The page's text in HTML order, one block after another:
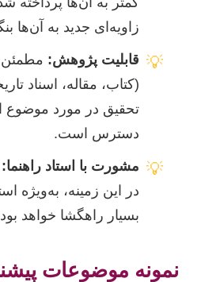
زاویه‌ای جدید به آن‌ها
💡 قابلیت پژوهش: مطمئن
(کتاب، مقاله، اسناد
تحقیق در مورد موضوع
دسترس است.
💡 مشورت با استاد راهنما:
در این زمینه، به‌ویژه
بسیار راهگشا خواهد
نمونه موضوعات